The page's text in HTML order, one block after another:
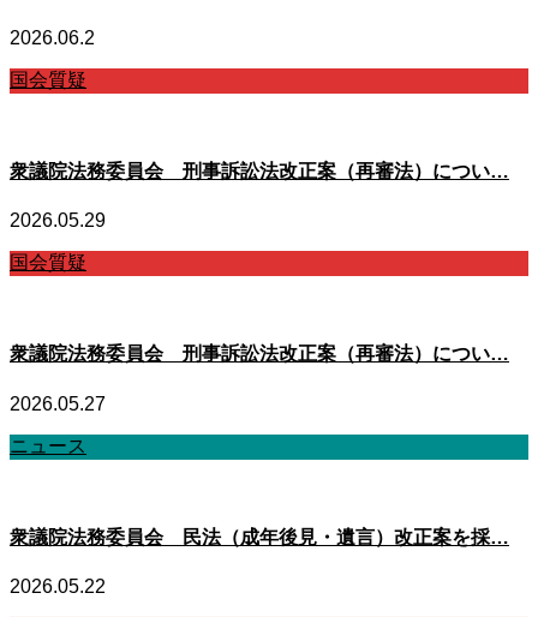
2026.06.2
国会質疑
衆議院法務委員会 刑事訴訟法改正案（再審法）につい…
2026.05.29
国会質疑
衆議院法務委員会 刑事訴訟法改正案（再審法）につい…
2026.05.27
ニュース
衆議院法務委員会 民法（成年後見・遺言）改正案を採…
2026.05.22